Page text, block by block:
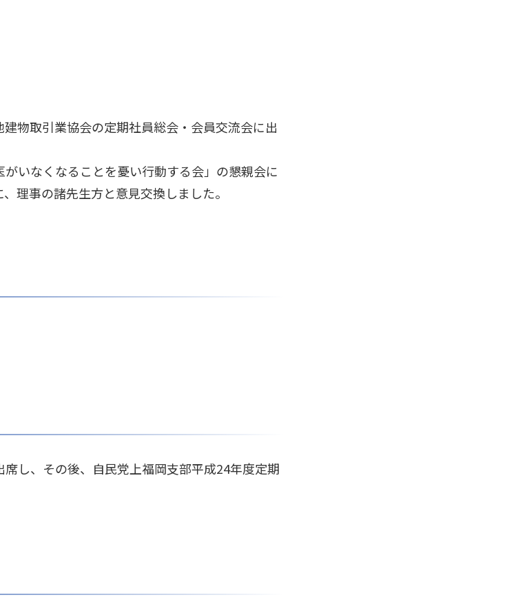
物取引業協会の定期社員総会・会員交流会に出
いなくなることを憂い行動する会」の懇親会に
理事の諸先生方と意見交換しました。
し、その後、自民党上福岡支部平成24年度定期